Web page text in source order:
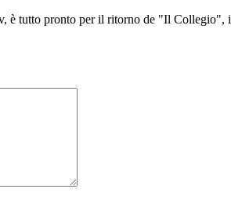
è tutto pronto per il ritorno de "Il